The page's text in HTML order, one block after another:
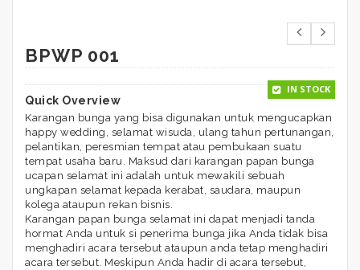
BPWP 001
IN STOCK
Quick Overview
Karangan bunga yang bisa digunakan untuk mengucapkan
happy wedding, selamat wisuda, ulang tahun pertunangan,
pelantikan, peresmian tempat atau pembukaan suatu
tempat usaha baru. Maksud dari karangan papan bunga
ucapan selamat ini adalah untuk mewakili sebuah
ungkapan selamat kepada kerabat, saudara, maupun
kolega ataupun rekan bisnis.
Karangan papan bunga selamat ini dapat menjadi tanda
hormat Anda untuk si penerima bunga jika Anda tidak bisa
menghadiri acara tersebut ataupun anda tetap menghadiri
acara tersebut. Meskipun Anda hadir di acara tersebut,